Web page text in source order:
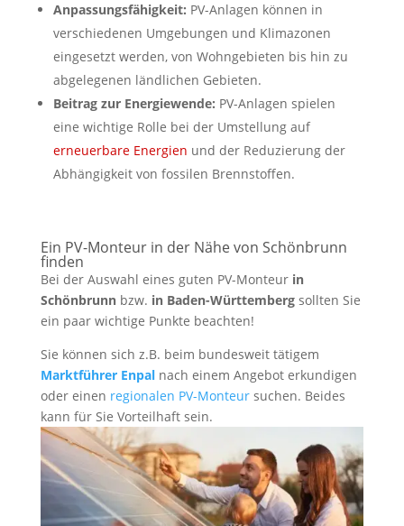
Anpassungsfähigkeit: PV-Anlagen können in
verschiedenen Umgebungen und Klimazonen
eingesetzt werden, von Wohngebieten bis hin zu
abgelegenen ländlichen Gebieten.
Beitrag zur Energiewende: PV-Anlagen spielen
eine wichtige Rolle bei der Umstellung auf
erneuerbare Energien und der Reduzierung der
Abhängigkeit von fossilen Brennstoffen.
Ein PV-Monteur in der Nähe von Schönbrunn
finden
Bei der Auswahl eines guten PV-Monteur in
Schönbrunnbzw. in Baden-Württemberg sollten Sie
ein paar wichtige Punkte beachten!
Sie können sich z.B. beim bundesweit tätigem
Marktführer Enpalnach einem Angebot erkundigen
oder einen regionalen PV-Monteursuchen. Beides
kann für Sie Vorteilhaft sein.